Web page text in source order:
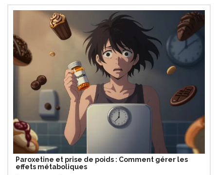
Paroxetine et prise de poids : Comment gérer les
effets métaboliques